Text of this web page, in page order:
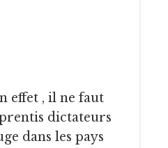
effet , il ne faut
dictateurs
dans les pays